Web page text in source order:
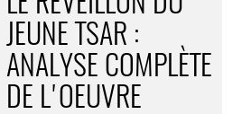
JEUNE TSAR :
ANALYSE COMPLÈTE
DE L'OEUVRE